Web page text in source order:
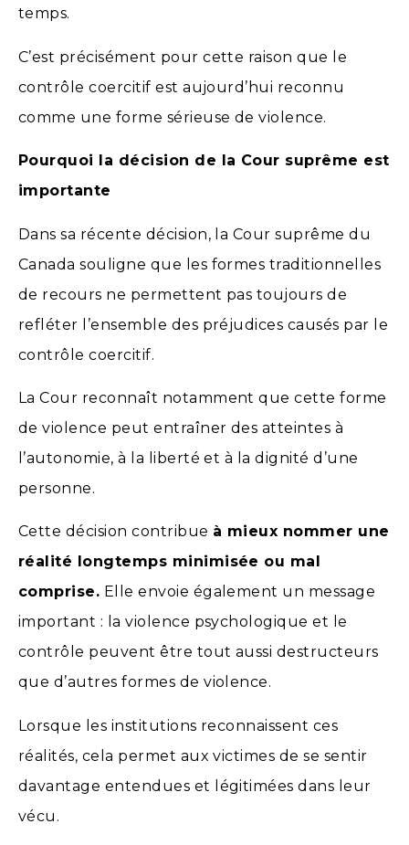
temps.
C’est précisément pour cette raison que le
contrôle coercitif est aujourd’hui reconnu
comme une forme sérieuse de violence.
Pourquoi la décision de la Cour suprême est
importante
Dans sa récente décision, la Cour suprême du
Canada souligne que les formes traditionnelles
de recours ne permettent pas toujours de
refléter l’ensemble des préjudices causés par le
contrôle coercitif.
La Cour reconnaît notamment que cette forme
de violence peut entraîner des atteintes à
l’autonomie, à la liberté et à la dignité d’une
personne.
Cette décision contribue à mieux nommer une
réalité longtemps minimisée ou mal
comprise. Elle envoie également un message
important : la violence psychologique et le
contrôle peuvent être tout aussi destructeurs
que d’autres formes de violence.
Lorsque les institutions reconnaissent ces
réalités, cela permet aux victimes de se sentir
davantage entendues et légitimées dans leur
vécu.